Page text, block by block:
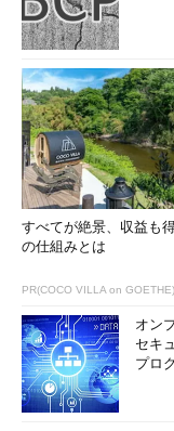
すべてが絶景、収益も
の仕組みとは
PR(COCO VILLA on GOETHE)
オン
セキ
プロ